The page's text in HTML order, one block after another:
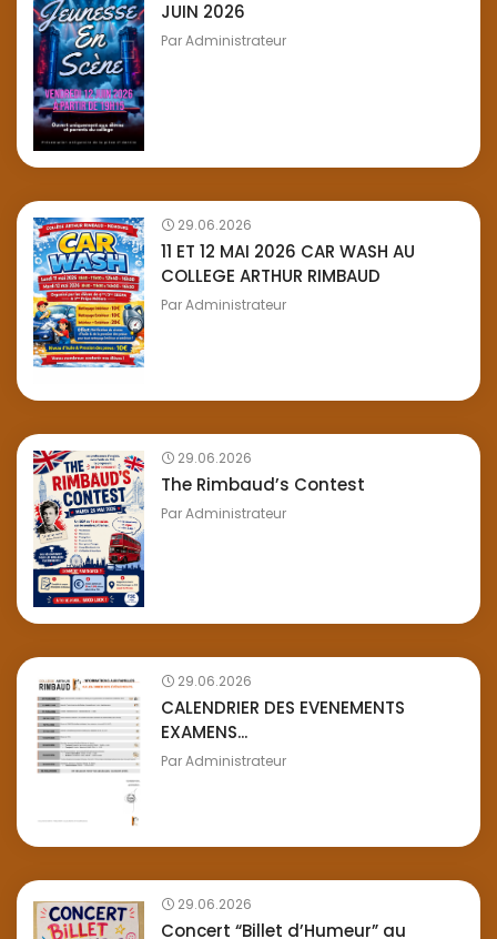
JUIN 2026
ParAdministrateur
29.06.2026
11 ET 12 MAI 2026 CAR WASH AU
COLLEGE ARTHUR RIMBAUD
ParAdministrateur
29.06.2026
The Rimbaud’s Contest
ParAdministrateur
29.06.2026
CALENDRIER DES EVENEMENTS
EXAMENS...
ParAdministrateur
29.06.2026
Concert “Billet d’Humeur” au